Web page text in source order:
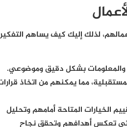
لذلك إليك كيف يساهم التفكير
والمعلومات بشكل دقيق وموضوعي.
مما يمكنهم من اتخاذ
الخيارات المتاحة أمامهم وتحليل
التي تعكس أهدافهم وتحقق نجاح